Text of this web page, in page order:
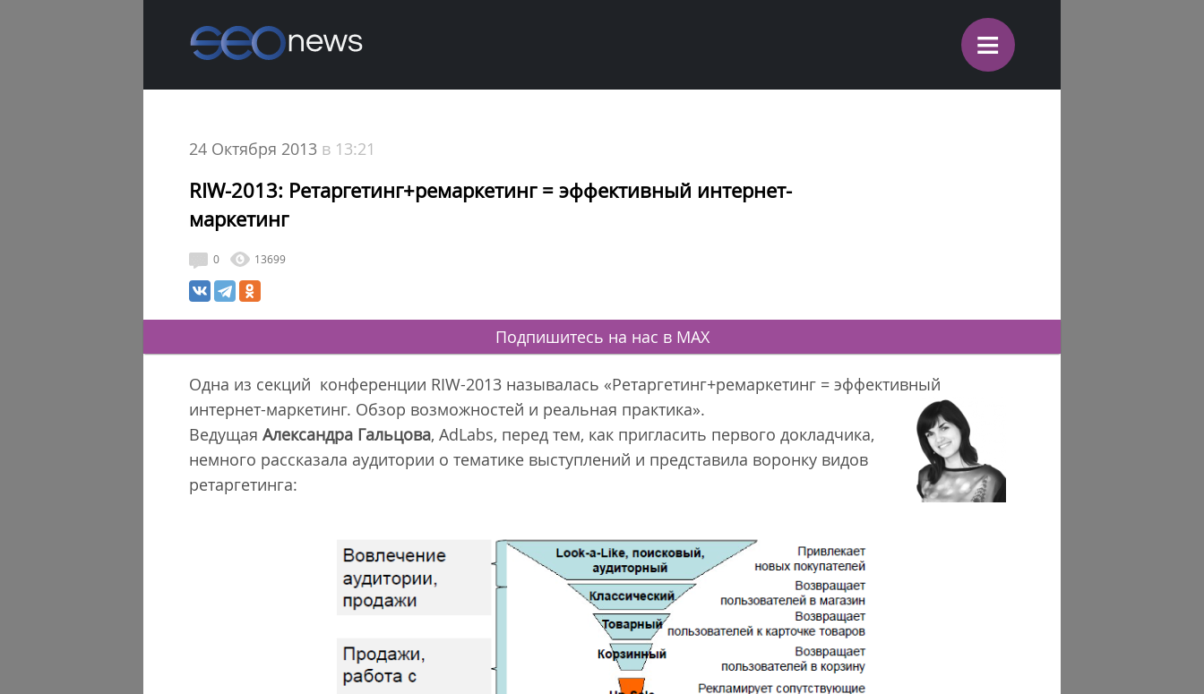
≡
24 Октября 2013 в 13:21
RIW-2013: Ретаргетинг+ремаркетинг = эффективный интернет-
маркетинг
0 13699
Подпишитесь на нас в MAX
Одна из секций конференции RIW-2013 называлась «Ретаргетинг+ремаркетинг = эффективный
интернет-маркетинг. Обзор возможностей и реальная практика».
ВедущаяАлександра Гальцова, AdLabs, перед тем, как пригласить первого докладчика,
немного рассказала аудитории о тематике выступлений и представила воронку видов
ретаргетинга: